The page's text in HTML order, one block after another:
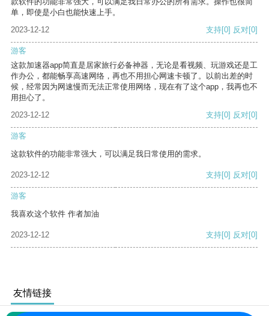
单，即使是小白也能快速上手。
2023-12-12
支持[0] 反对[0]
游客
这款加速器app简直是居家旅行必备神器，无论是看视频、玩游戏还是工
作办公，都能畅享高速网络，再也不用担心网速卡顿了。以前出差的时
候，经常因为网速慢而无法正常使用网络，现在有了这个app，我再也不
用担心了。
2023-12-12
支持[0] 反对[0]
游客
这款软件的功能非常强大，可以满足我日常使用的需求。
2023-12-12 支持[0] 反对[0]
游客
我喜欢这个软件 作者加油
2023-12-12 支持[0] 反对[0]
友情链接